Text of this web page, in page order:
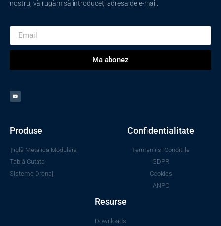
nostru, vă rugăm să introduceți adresa de e-mail.
Ma abonez
Produse
Țiglă Metalica Modulara
Tablă Cutata
Sisteme Drenaj
Confidentialitate
Termenii si Conditiile
GDPR
Cookies
ANPC
Resurse
Downloads